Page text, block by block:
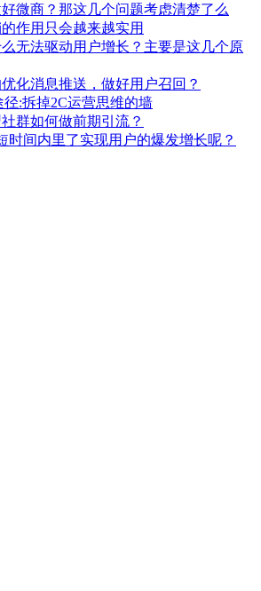
微商？那这几个问题考虑清楚了么
作用只会越来越实用
无法驱动用户增长？主要是这几个原
化消息推送，做好用户召回？
径:拆掉2C运营思维的墙
群如何做前期引流？
时间内里了实现用户的爆发增长呢？